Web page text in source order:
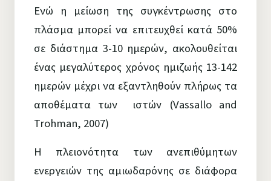
Ενώ η μείωση της συγκέντρωσης στο
πλάσμα μπορεί να επιτευχθεί κατά 50%
σε διάστημα 3-10 ημερών, ακολουθείται
ένας μεγαλύτερος χρόνος ημιζωής 13-142
ημερών μέχρι να εξαντληθούν πλήρως τα
αποθέματα των ιστών (Vassallo and
Trohman, 2007)
Η πλειονότητα των ανεπιθύμητων
ενεργειών της αμιωδαρόνης σε διάφορα